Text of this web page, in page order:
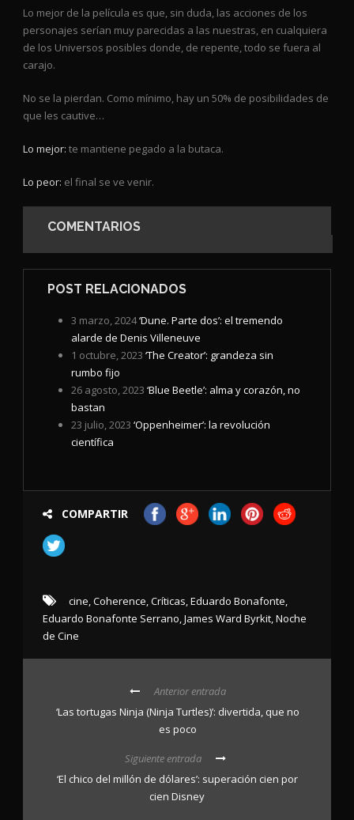
Lo mejor de la película es que, sin duda, las acciones de los
personajes serían muy parecidas a las nuestras, en cualquiera
de los Universos posibles donde, de repente, todo se fuera al
carajo.
No se la pierdan. Como mínimo, hay un 50% de posibilidades de
que les cautive…
Lo mejor: te mantiene pegado a la butaca.
Lo peor: el final se ve venir.
COMENTARIOS
POST RELACIONADOS
3 marzo, 2024‘Dune. Parte dos’: el tremendo
alarde de Denis Villeneuve
1 octubre, 2023 ‘The Creator’: grandeza sin
rumbo fijo
26 agosto, 2023 ‘Blue Beetle’: alma y corazón, no
bastan
23 julio, 2023 ‘Oppenheimer’: la revolución
científica
COMPARTIR
cine,Coherence,Críticas,Eduardo Bonafonte,
Eduardo Bonafonte Serrano,James Ward Byrkit,Noche
de Cine
Anterior entrada
‘Las tortugas Ninja (Ninja Turtles)’: divertida, que no
es poco
Siguiente entrada
‘El chico del millón de dólares’: superación cien por
cien Disney